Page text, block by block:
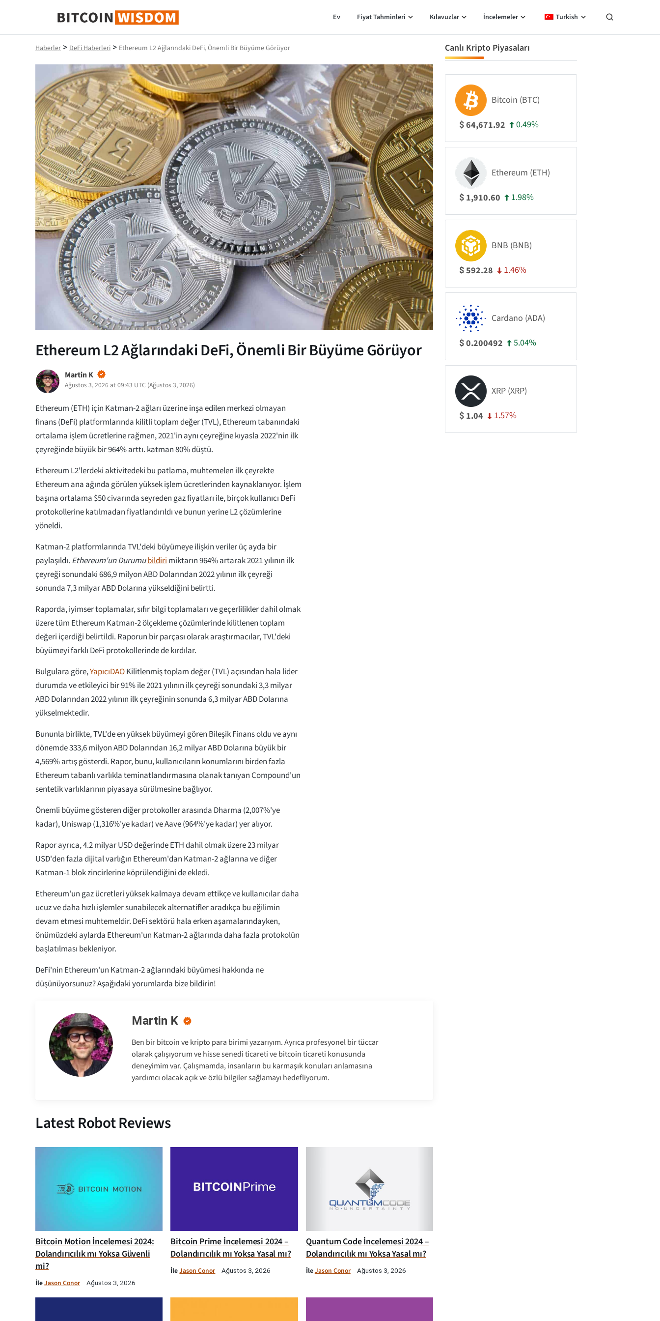
Bitcoin Bilgeliği
Ev Fiyat Tahminleri Kılavuzlar İncelemeler Turkish
Haberler > DeFi Haberleri > Ethereum L2 Ağlarındaki DeFi, Önemli Bir Büyüme Görüyor
Ethereum L2 Ağlarındaki DeFi, Önemli Bir Büyüme Görüyor
Martin K
Ağustos 3, 2026 at 09:43 UTC (Ağustos 3, 2026)
Ethereum (ETH) için Katman-2 ağları üzerine inşa edilen merkezi olmayan
finans (DeFi) platformlarında kilitli toplam değer (TVL), Ethereum tabanındaki
ortalama işlem ücretlerine rağmen, 2021'in aynı çeyreğine kıyasla 2022'nin ilk
çeyreğinde büyük bir 964% arttı. katman 80% düştü.
Ethereum L2'lerdeki aktivitedeki bu patlama, muhtemelen ilk çeyrekte
Ethereum ana ağında görülen yüksek işlem ücretlerinden kaynaklanıyor. İşlem
başına ortalama $50 civarında seyreden gaz fiyatları ile, birçok kullanıcı DeFi
protokollerine katılmadan fiyatlandırıldı ve bunun yerine L2 çözümlerine
yöneldi.
Katman-2 platformlarında TVL'deki büyümeye ilişkin veriler üç ayda bir
paylaşıldı. Ethereum'un Durumubildirimiktarın 964% artarak 2021 yılının ilk
çeyreği sonundaki 686,9 milyon ABD Dolarından 2022 yılının ilk çeyreği
sonunda 7,3 milyar ABD Dolarına yükseldiğini belirtti.
Raporda, iyimser toplamalar, sıfır bilgi toplamaları ve geçerlilikler dahil olmak
üzere tüm Ethereum Katman-2 ölçekleme çözümlerinde kilitlenen toplam
değeri içerdiği belirtildi. Raporun bir parçası olarak araştırmacılar, TVL'deki
büyümeyi farklı DeFi protokollerinde de kırdılar.
Bulgulara göre,YapıcıDAOKilitlenmiş toplam değer (TVL) açısından hala lider
durumda ve etkileyici bir 91% ile 2021 yılının ilk çeyreği sonundaki 3,3 milyar
ABD Dolarından 2022 yılının ilk çeyreğinin sonunda 6,3 milyar ABD Dolarına
yükselmektedir.
Bununla birlikte, TVL'de en yüksek büyümeyi gören Bileşik Finans oldu ve aynı
dönemde 333,6 milyon ABD Dolarından 16,2 milyar ABD Dolarına büyük bir
4,569% artış gösterdi. Rapor, bunu, kullanıcıların konumlarını birden fazla
Ethereum tabanlı varlıkla teminatlandırmasına olanak tanıyan Compound'un
sentetik varlıklarının piyasaya sürülmesine bağlıyor.
Önemli büyüme gösteren diğer protokoller arasında Dharma (2,007%'ye
kadar), Uniswap (1,316%'ye kadar) ve Aave​ (964%'ye kadar) yer alıyor.
Rapor ayrıca, 4.2 milyar USD değerinde ETH dahil olmak üzere 23 milyar
USD'den fazla dijital varlığın Ethereum'dan Katman-2 ağlarına ve diğer
Katman-1 blok zincirlerine köprülendiğini de ekledi.
Ethereum'un gaz ücretleri yüksek kalmaya devam ettikçe ve kullanıcılar daha
ucuz ve daha hızlı işlemler sunabilecek alternatifler aradıkça bu eğilimin
devam etmesi muhtemeldir. DeFi sektörü hala erken aşamalarındayken,
önümüzdeki aylarda Ethereum'un Katman-2 ağlarında daha fazla protokolün
başlatılması bekleniyor.
DeFi'nin Ethereum'un Katman-2 ağlarındaki büyümesi hakkında ne
düşünüyorsunuz? Aşağıdaki yorumlarda bize bildirin!
Martin K
Ben bir bitcoin ve kripto para birimi yazarıyım. Ayrıca profesyonel bir tüccar
olarak çalışıyorum ve hisse senedi ticareti ve bitcoin ticareti konusunda
deneyimim var. Çalışmamda, insanların bu karmaşık konuları anlamasına
yardımcı olacak açık ve özlü bilgiler sağlamayı hedefliyorum.
Latest Robot Reviews
Bitcoin Motion İncelemesi 2024:
Dolandırıcılık mı Yoksa Güvenli
mi?
İleJason Conor Ağustos 3, 2026
Bitcoin Prime İncelemesi 2024 –
Dolandırıcılık mı Yoksa Yasal mı?
İleJason Conor Ağustos 3, 2026
Quantum Code İncelemesi 2024 –
Dolandırıcılık mı Yoksa Yasal mı?
İleJason Conor Ağustos 3, 2026
Canlı Kripto Piyasaları
Bitcoin (BTC)
$64,671.92 0.49%
Ethereum (ETH)
$ 1,910.60 1.98%
BNB (BNB)
$592.28 1.46%
Cardano (ADA)
$0.200492 5.04%
XRP (XRP)
$ 1.04 1.57%